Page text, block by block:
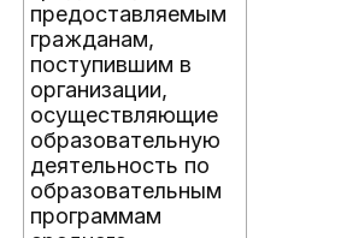
предоставляемым
гражданам,
поступившим в
организации,
осуществляющие
образовательную
деятельность по
образовательным
программам